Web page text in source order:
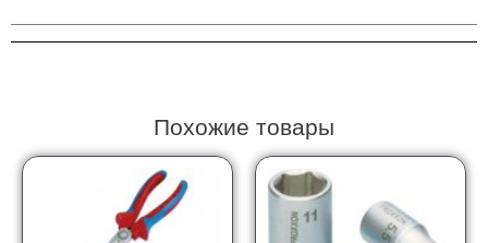
90-
596
Похожие товары